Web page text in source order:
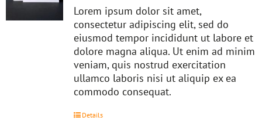
Lorem ipsum dolor sit amet,
consectetur adipiscing elit, sed do
eiusmod tempor incididunt ut labore et
dolore magna aliqua. Ut enim ad minim
veniam, quis nostrud exercitation
ullamco laboris nisi ut aliquip ex ea
commodo consequat.
Details